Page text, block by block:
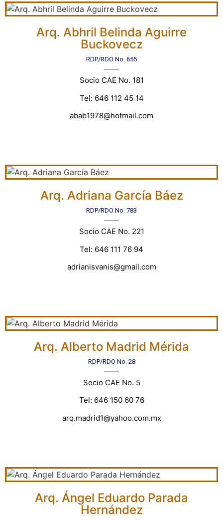
Arq. Abhril Belinda Aguirre
Buckovecz
RDP/RDO No. 655
Socio CAE No. 181
Tel: 646 112 45 14
abab1978@hotmail.com
Arq. Adriana García Báez
RDP/RDO No. 783
Socio CAE No. 221
Tel: 646 111 76 94
adrianisvanis@gmail.com
Arq. Alberto Madrid Mérida
RDP/RDO No. 28
Socio CAE No. 5
Tel: 646 150 60 76
arq.madrid1@yahoo.com.mx
Arq. Ángel Eduardo Parada
Hernández